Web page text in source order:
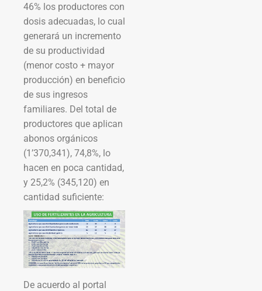
46% los productores con
dosis adecuadas, lo cual
generará un incremento
de su productividad
(menor costo + mayor
producción) en beneficio
de sus ingresos
familiares. Del total de
productores que aplican
abonos orgánicos
(1’370,341), 74,8%, lo
hacen en poca cantidad,
y 25,2% (345,120) en
cantidad suficiente:
De acuerdo al portal